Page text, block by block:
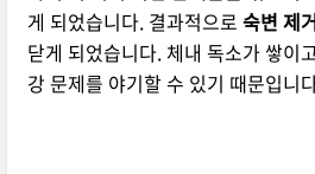
게 되었습니다. 결과적으로 숙변 제
닫게 되었습니다. 체내 독소가 쌓이
강 문제를 야기할 수 있기 때문입니